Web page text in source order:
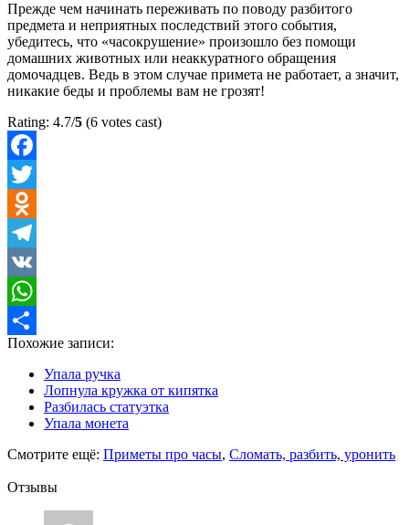
Прежде чем начинать переживать по поводу разбитого
предмета и неприятных последствий этого события,
убедитесь, что «часокрушение» произошло без помощи
домашних животных или неаккуратного обращения
домочадцев. Ведь в этом случае примета не работает, а значит,
никакие беды и проблемы вам не грозят!
Rating: 4.7/5 (6 votes cast)
Facebook
Twitter
Odnoklassniki
Telegram
VK
WhatsApp
Отправить
Похожие записи:
Упала ручка
Лопнула кружка от кипятка
Разбилась статуэтка
Упала монета
Смотрите ещё: Приметы про часы, Сломать, разбить, уронить
Отзывы